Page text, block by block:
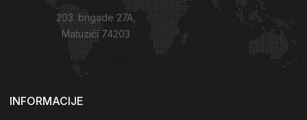
203. brigade 27A,
Matuzići 74203
Kako do nas?
INFORMACIJE